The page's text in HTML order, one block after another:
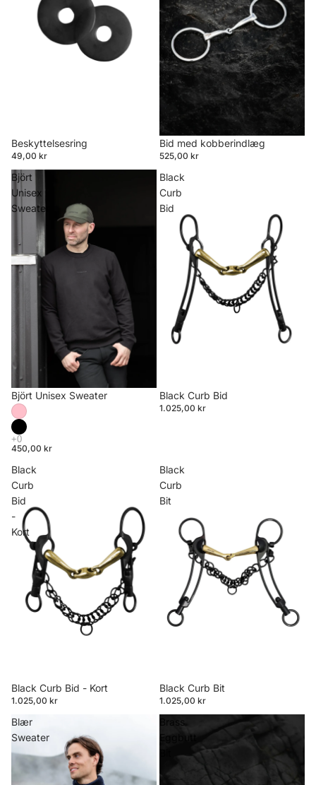
Beskyttelsesring
49,00 kr
Bid med kobberindlæg
525,00 kr
Björt
Unisex
Sweater
Björt Unisex Sweater
450,00 kr
Black
Curb
Bid
Black Curb Bid
1.025,00 kr
Black
Curb
Bid
-
Kort
Black Curb Bid - Kort
1.025,00 kr
Black
Curb
Bit
Black Curb Bit
1.025,00 kr
Blær
Sweater
Brass
Eggbutt